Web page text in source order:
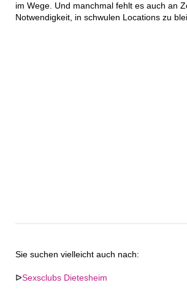
im Wege. Und manchmal fehlt es auch an
Notwendigkeit, in schwulen Locations zu
Sie suchen vielleicht auch nach:
ᐅSexsclubs Dietesheim